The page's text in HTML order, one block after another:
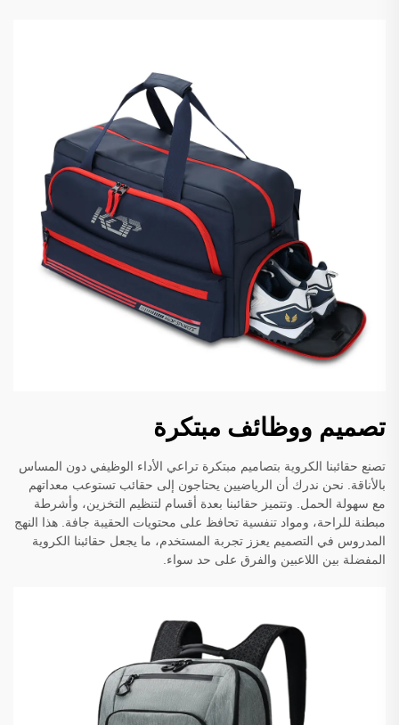
تصميم ووظائف مبتكرة
تصنع حقائبنا الكروية بتصاميم مبتكرة تراعي الأداء الوظيفي دون المساس
بالأناقة. نحن ندرك أن الرياضيين يحتاجون إلى حقائب تستوعب معداتهم
مع سهولة الحمل. وتتميز حقائبنا بعدة أقسام لتنظيم التخزين، وأشرطة
مبطنة للراحة، ومواد تنفسية تحافظ على محتويات الحقيبة جافة. هذا النهج
المدروس في التصميم يعزز تجربة المستخدم، ما يجعل حقائبنا الكروية
المفضلة بين اللاعبين والفرق على حد سواء.